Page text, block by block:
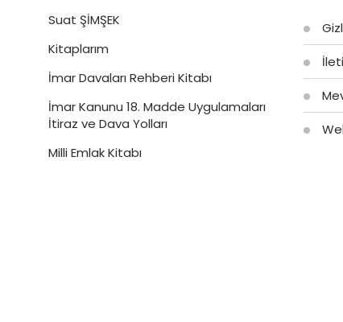
Suat ŞİMŞEK
Kitaplarım
İmar Davaları Rehberi Kitabı
İmar Kanunu 18. Madde Uygulamaları
İtiraz ve Dava Yolları
Milli Emlak Kitabı